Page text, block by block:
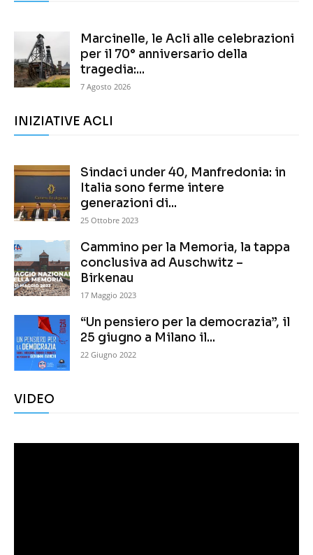
Marcinelle, le Acli alle celebrazioni
per il 70° anniversario della
tragedia:...
7 Agosto 2026
INIZIATIVE ACLI
Sindaci under 40, Manfredonia: in
Italia sono ferme intere
generazioni di...
25 Ottobre 2023
Cammino per la Memoria, la tappa
conclusiva ad Auschwitz –
Birkenau
17 Maggio 2023
“Un pensiero per la democrazia”, il
25 giugno a Milano il...
22 Giugno 2022
VIDEO